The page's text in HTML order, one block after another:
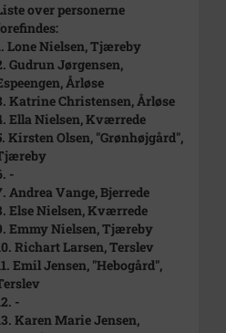
over personerne
Lone Nielsen, Tjæreby
Gudrun Jørgensen,
Årløse
Katrine Christensen, Årløse
Ella Nielsen, Kværrede
Kirsten Olsen, "Grønhøjgård",
-
Andrea Vange, Bjerrede
Else Nielsen, Kværrede
Emmy Nielsen, Tjæreby
Richart Larsen, Terslev
Emil Jensen, "Hebogård",
-
Karen Marie Jensen,